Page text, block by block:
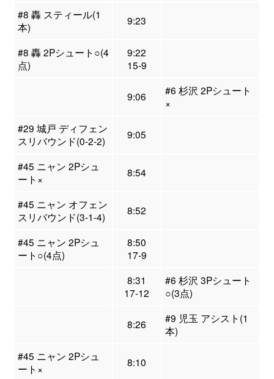
#8 轟 スティール(1
本)
9:23
#8 轟 2Pシュート○(4
点)
9:22
15-9
9:06
#6 杉沢 2Pシュート
×
#29 城戸 ディフェン
スリバウンド(0-2-2)
9:05
#45 ニャン 2Pシュ
ート×
8:54
#45 ニャン オフェン
スリバウンド(3-1-4)
8:52
#45 ニャン 2Pシュ
ート○(4点)
8:50
17-9
8:31
17-12
#6 杉沢 3Pシュート
○(3点)
8:26
#9 児玉 アシスト(1
本)
#45 ニャン 2Pシュ
ート×
8:10